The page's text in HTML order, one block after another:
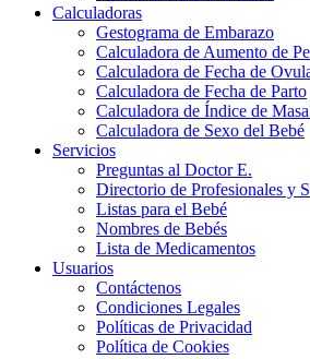
Calculadoras
Gestograma de Embarazo
Calculadora de Aumento de
Calculadora de Fecha de
Calculadora de Fecha de Parto
Calculadora de Índice de
Calculadora de Sexo del Bebé
Servicios
Preguntas al Doctor E.
Directorio de Profesionales y
Listas para el Bebé
Nombres de Bebés
Lista de Medicamentos
Usuarios
Contáctenos
Condiciones Legales
Políticas de Privacidad
Política de Cookies